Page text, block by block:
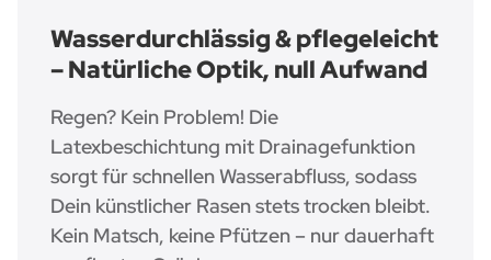
Wasserdurchlässig & pflegeleicht
– Natürliche Optik, null Aufwand
Regen? Kein Problem! Die
Latexbeschichtung mit Drainagefunktion
sorgt für schnellen Wasserabfluss, sodass
Dein künstlicher Rasen stets trocken bleibt.
Kein Matsch, keine Pfützen – nur dauerhaft